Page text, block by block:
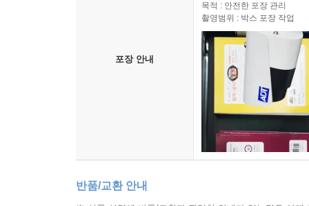
포장 안내
목적 : 안전한 포장 관리
촬영범위 : 박스 포장 작업
반품/교환 안내